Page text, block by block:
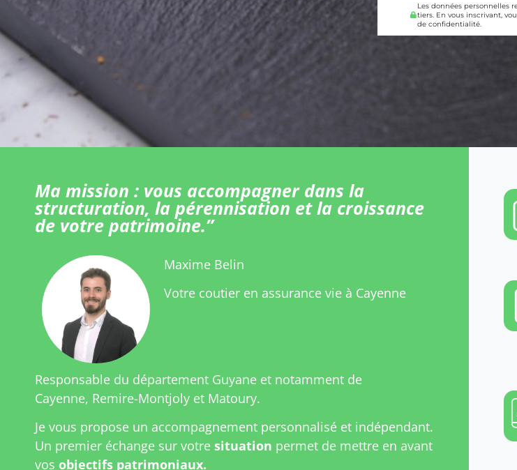
Les données personnelles
tiers. En vous inscrivant,
de confidentialité.
Ma mission : vous accompagner dans la
structuration, la pérennisation et la croissance
de votre patrimoine.”
Maxime Belin
Votre coutier en assurance vie à Cayenne
Responsable du département Guyane et notamment de
Cayenne, Remire-Montjoly et Matoury.
Je vous propose un accompagnement personnalisé et indépendant.
Un premier échange sur votre situation permet de mettre en avant
vos objectifs patrimoniaux.